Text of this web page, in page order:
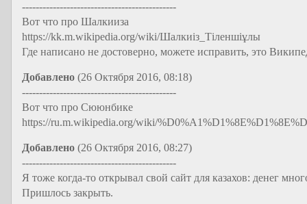
---------------------------------------------
Вот что про Шалкииза
https://kk.m.wikipedia.org/wiki/Шалкиіз_Тіленшіұлы
Где написано не достоверно, можете исправить, это
Добавлено (26 Октября 2016, 08:18)
---------------------------------------------
Вот что про Сююнбике
https://ru.m.wikipedia.org/wiki/
Добавлено (26 Октября 2016, 08:27)
---------------------------------------------
Я тоже когда-то открывал свой сайт для казахов: денег
Пришлось закрыть.